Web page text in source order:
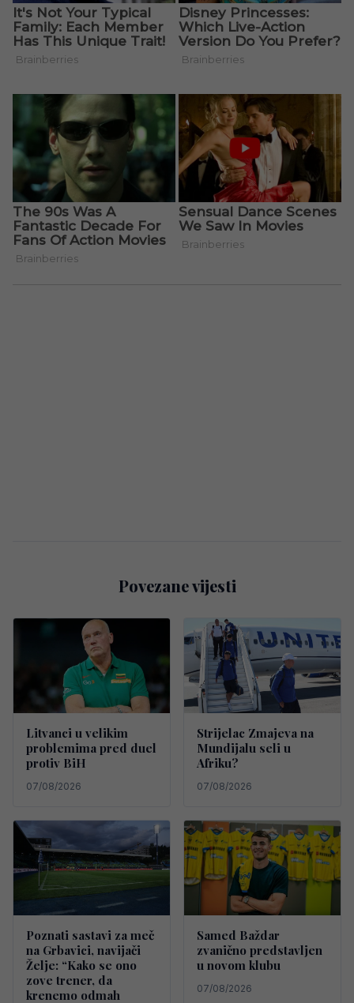
Povezane vijesti
Litvanci u velikim
problemima pred duel
protiv BiH
07/08/2026
Strijelac Zmajeva na
Mundijalu seli u
Afriku?
07/08/2026
Poznati sastavi za meč
na Grbavici, navijači
Želje: “Kako se ono
zove trener, da
krenemo odmah
Samed Baždar
zvanično predstavljen
u novom klubu
07/08/2026